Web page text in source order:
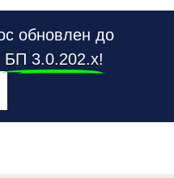
обновлен до
БП 3.0.202.х!